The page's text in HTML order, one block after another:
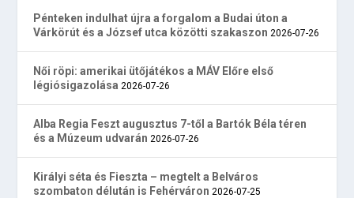
Pénteken indulhat újra a forgalom a Budai úton a
Várkörút és a József utca közötti szakaszon 2026-07-26
Női röpi: amerikai ütőjátékos a MÁV Előre első
légiósigazolása 2026-07-26
Alba Regia Feszt augusztus 7-től a Bartók Béla téren
és a Múzeum udvarán 2026-07-26
Királyi séta és Fieszta – megtelt a Belváros
szombaton délután is Fehérváron 2026-07-25